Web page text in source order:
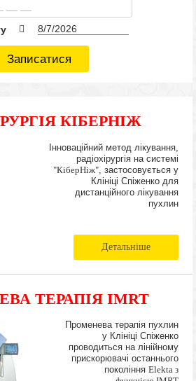
Записатися
КІБЕРНІЖ
Інноваційний метод лікування,
радіохірургія на системі
"КіберНіж" , застосовується у
Клініці Спіженко для
дистанційного лікування
пухлин
Детальніше
ТЕРАПІЯ IMRT
Променева терапія пухлин
у Клініці Спіженко
проводиться на лінійному
прискорювачі останнього
покоління Elekta з